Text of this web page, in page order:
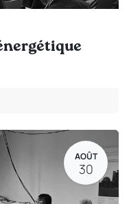
AOÛT
30